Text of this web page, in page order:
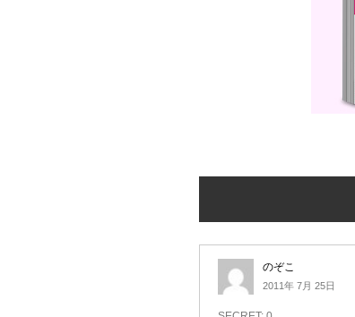
のぞこ
2011年 7月 25日